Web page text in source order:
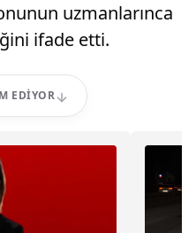
uzmanlarınca
ifade etti.
EDIYOR